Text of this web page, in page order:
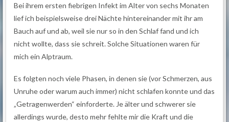
Bei ihrem ersten fiebrigen Infekt im Alter von sechs Monaten
lief ich beispielsweise drei Nächte hintereinander mit ihr am
Bauch auf und ab, weil sie nur so in den Schlaf fand und ich
nicht wollte, dass sie schreit. Solche Situationen waren für
mich ein Alptraum.
Es folgten noch viele Phasen, in denen sie (vor Schmerzen, aus
Unruhe oder warum auch immer) nicht schlafen konnte und das
„Getragenwerden“ einforderte. Je älter und schwerer sie
allerdings wurde, desto mehr fehlte mir die Kraft und die